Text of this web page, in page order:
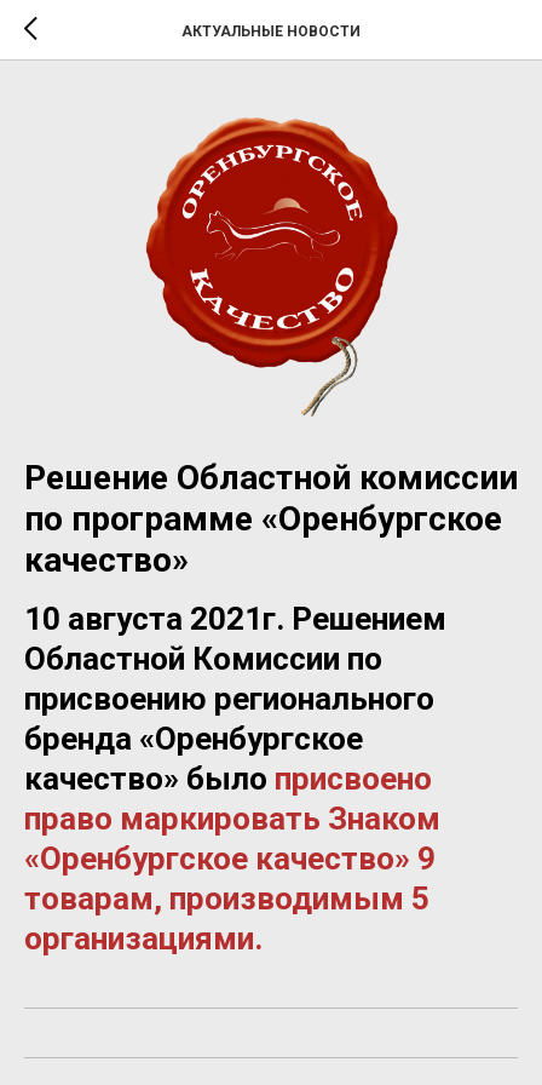
АКТУАЛЬНЫЕ НОВОСТИ
Решение Областной комиссии
по программе «Оренбургское
качество»
10 августа 2021г. Решением
Областной Комиссии по
присвоению регионального
бренда «Оренбургское
качество» было присвоено
право маркировать Знаком
«Оренбургское качество» 9
товарам, производимым 5
организациями.